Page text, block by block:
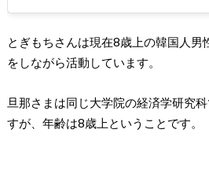
とぎもちさんは現在8歳上の韓国人男
をしながら活動しています。
旦那さまは同じ大学院の経済学研究
すが、年齢は8歳上ということです。